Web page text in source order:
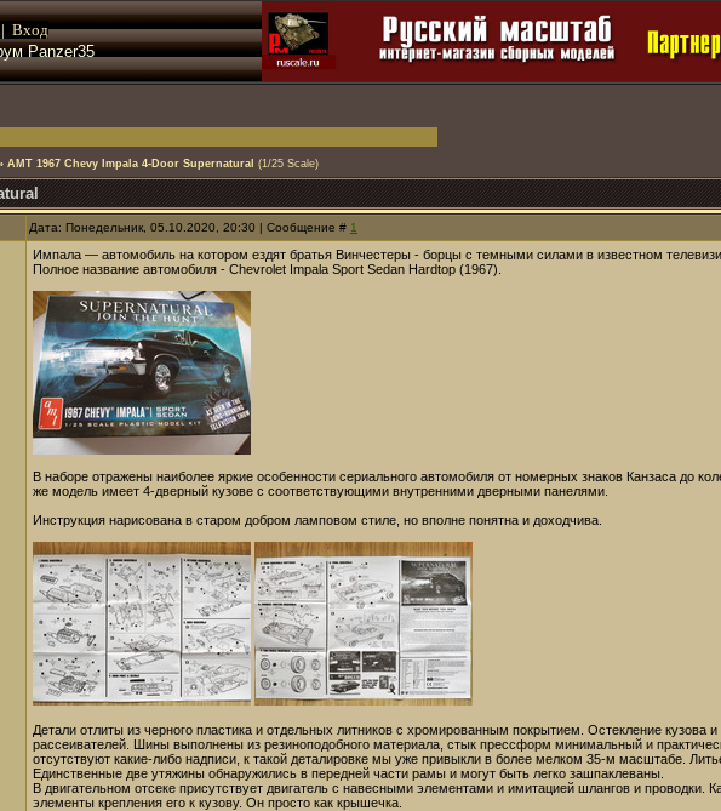
| Вход
Panzer35
AMT 1967 Chevy Impala 4-Door Supernatural (1/25 Scale)
Дата: Понедельник, 05.10.2020, 20:30 | Сообщение # 1
Импала — автомобиль на котором ездят братья Винчестеры - борцы с темными силами в известном
Полное название автомобиля - Chevrolet Impala Sport Sedan Hardtop (1967).
В наборе отражены наиболее яркие особенности сериального автомобиля от номерных знаков Канзаса до
же модель имеет 4-дверный кузове с соответствующими внутренними дверными панелями.
Инструкция нарисована в старом добром ламповом стиле, но вполне понятна и доходчива.
Детали отлиты из черного пластика и отдельных литников с хромированным покрытием. Остекление кузова
рассеивателей. Шины выполнены из резиноподобного материала, стык прессформ минимальный и
отсутствуют какие-либо надписи, к такой деталировке мы уже привыкли в более мелком 35-м масштабе.
Единственные две утяжины обнаружились в передней части рамы и могут быть легко зашпаклеваны.
В двигательном отсеке присутствует двигатель с навесными элементами и имитацией шлангов и проводки.
элементы крепления его к кузову. Он просто как крышечка.